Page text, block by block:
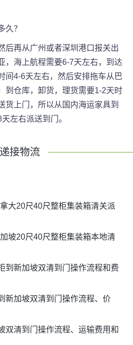
久？
后再从广州或者深圳港口报关出
，海上航程需要6-7天左右，到达
间4-6天左右，然后安排拖车从巴
到仓库，卸货，理货需要1-2天时
货上门，所以从国内海运家具到
左右派送到门。
递接物流
大20尺40尺整柜集装箱清关派
坡20尺40尺整柜集装箱本地清
到新加坡双清到门操作流程和费
新加坡双清到门操作流程、价
双清到门操作流程、运输费用和